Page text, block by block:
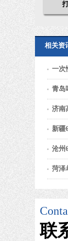
相关资
一次
青岛
济南
新疆
沧州
菏泽
联